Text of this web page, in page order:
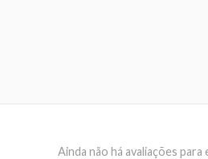
Ainda não há avaliações